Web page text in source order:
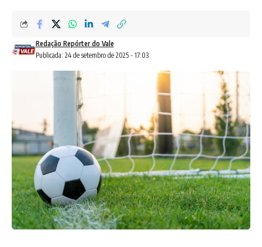
Publicada: 24 de setembro de 2025 - 17:03
Redação Repórter do Vale